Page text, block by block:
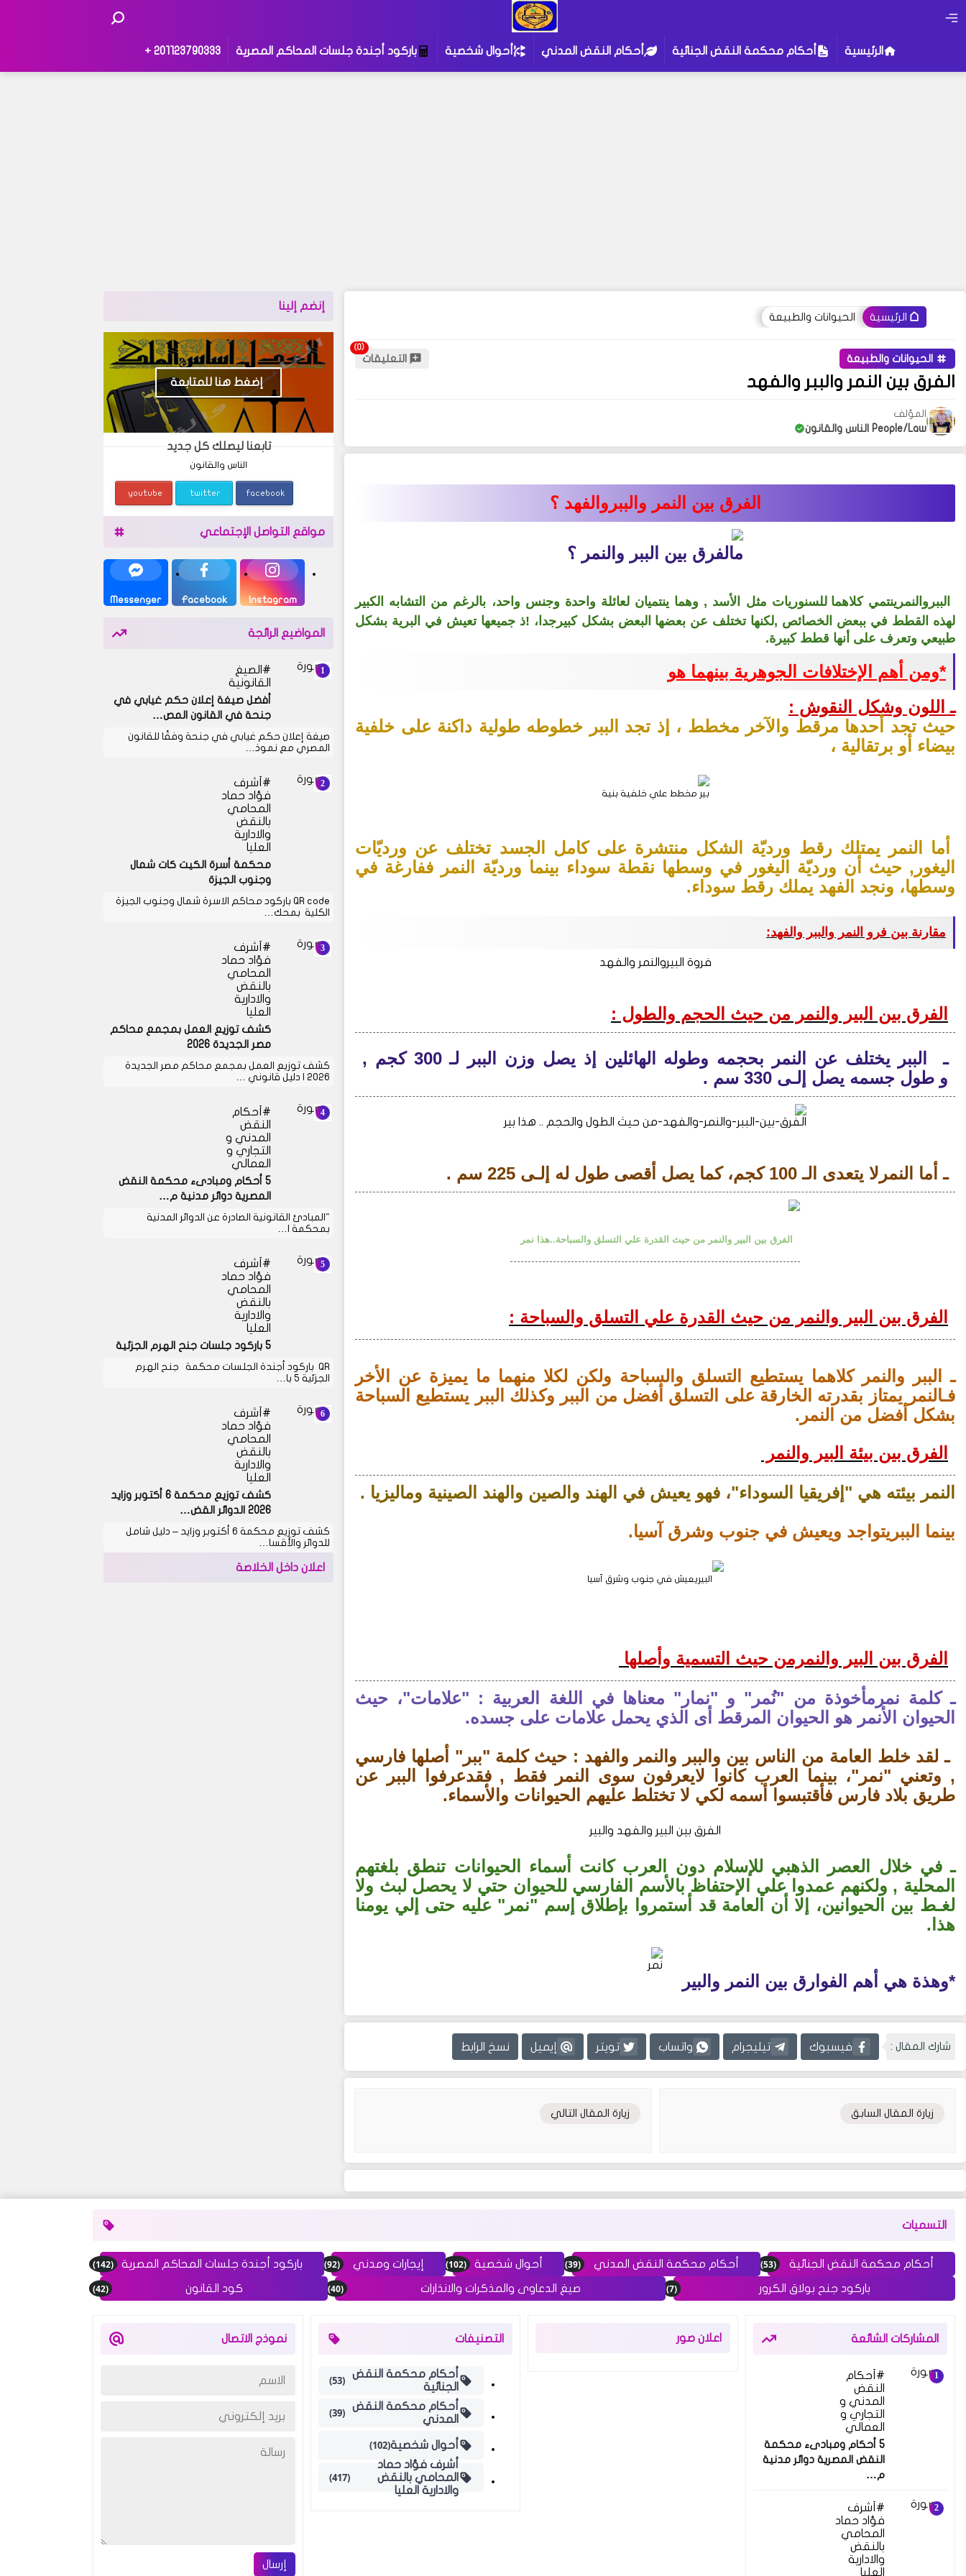
الرئيسية أحكام محكمة النقض الجنائية أحكام النقض المدني أحوال شخصية باركود أجندة جلسات المحاكم المصرية 201123790333 +
الرئيسية الحيوانات والطبيعة
الحيوانات والطبيعة التعليقات
الفرق بين النمر والببر والفهد
المؤلف
People/Law الناس والقانون
الفرق بين النمر والببروالفهد ؟
مالفرق بين الببر والنمر ؟
الببروالنمرينتمي كلاهما للسنوريات مثل الأسد , وهما ينتميان لعائلة واحدة وجنس واحد، بالرغم من التشابه الكبير
لهذه القطط في ببعض الخصائص ,لكنها تختلف عن بعضها البعض بشكل كبيرجدا، !ذ جميعهاتعيش في البرية بشكل
طبيعي وتعرف على أنها قطط كبيرة.
*ومن أهم الإختلافات الجوهرية بينهما هو
ـ اللون وشكل النقوش :
حيث تجد أحدها مرقط والآخر مخطط ، إذ تجد الببر خطوطه طولية داكنة على خلفية
بيضاء أو برتقالية ،
بير مخطط علي خلفية بنية
أما النمر يمتلك رقط ورديّة الشكل منتشرة على كامل الجسد تختلف عن ورديّات
اليغور, حيث أن ورديّة اليغور في وسطها نقطة سوداء بينما ورديّة النمر ففارغة في
وسطها، ونجد الفهد يملك رقط سوداء.
مقارنة بين فرو النمر والببر والفهد:
فروة البيروالنمر والفهد
لفرق بين البير والنمر من حيث الحجم والطول :
ـ الببر يختلف
عن النمر بحجمه وطوله الهائلين إذ يصل وزن الببر لـ 300 كجم ,
و طول جسمه يصل إلـى 330 سم .
الفرق-بين-الببر-والنمر-والفهد-من حيث الطول والحجم .. هذا بير
ـ أما النمرلا يتعدى الـ 100 كجم، كما يصل أقصى طول له إلـى 225 سم .
لفرق بين البير والنمر من حيث القدرة علي التسلق والسباحة..هذا نمر
لفرق بين البير والنمر من حيث القدرة علي التسلق والسباحة :
ـ الببر والنمر كلاهما يستطيع التسلق والسباحة ولكن لكلا منهما ما يميزة عن الأخر
فـالنمر يمتاز بقدرته الخارقة على التسلق أفضل من الببر وكذلك الببر يستطيع السباحة
بشكل أفضل من النمر.
لفرق بين بيئة البير والنمر
النمر بيئته هي "إفريقيا السوداء"، فهو يعيش في الهند والصين والهند الصينية وماليزيا .
بينما الببريتواجد ويعيش في جنوب وشرق آسيا.
البيريعيش في جنوب وشرق آسيا
لفرق بين البير والنمرمن حيث التسمية وأصلها
ـ كلمة نمرمأخوذة من "نُمر" و "نمار" معناها في اللغة العربية : "علامات"، حيث
الحيوان الأنمر هو الحيوان المرقط أى الذي يحمل علامات على جسده.
ـ لقد خلط العامة من الناس بين والببر و النمر والفهد : حيث كلمة "ببر" أصلها فارسي
, وتعني "نمر"، بينما العرب كانوا لايعرفون سوى النمر فقط , فقدعرفوا الببر عن
طريق بلاد فارس فأقتبسوا أسمه لكي لا تختلط عليهم الحيوانات والأسماء.
الفرق بين البير والفهد والبير
ـ في خلال العصر الذهبي للإسلام دون العرب كانت أسماء الحيوانات تنطق بلغتهم
المحلية , ولكنهم عمدوا علي الإحتفاظ بالأسم الفارسي للحيوان حتي لا يحصل لبث ولا
لغـط بين الحيوانين، إلا أن العامة قد أستمروا بإطلاق إسم "نمر" عليه حتى إلي يومنا
هذا.
نمر
*وهذة هي أهم الفوارق بين النمر والبير
شارك المقال : فيسبوك تيليجرام واتساب تويتر إيميل نسخ الرابط
زيارة المقال السابق زيارة المقال التالي
إنضم إلينا
إضغط هنا للمتابعة
تابعنا ليصلك كل جديد
الناس والقانون
facebook
twitter
youtube
مواقع التواصل الإجتماعي
Instagram
Facebook
Messenger
المواضيع الرائجة
الصيغ
القانونية
أفضل صيغة إعلان حكم غيابي في
جنحة في القانون المص…
صيغة إعلان حكم غيابي في جنحة وفقًا للقانون
المصري مع نموذ…
أشرف
فؤاد حماد
المحامي
بالنقض
والادارية
العليا
محكمة أسرة الكيت كات شمال
وجنوب الجيزة
QR code باركود محاكم الاسرة شمال وجنوب الجيزة
الكلية بمحك…
أشرف
فؤاد حماد
المحامي
بالنقض
والادارية
العليا
كشف توزيع العمل بمجمع محاكم
مصر الجديدة 2026
كشف توزيع العمل بمجمع محاكم مصر الجديدة
2026 | دليل قانوني …
أحكام
النقض
المدني و
التجاري و
العمالي
5 أحكام ومبادىء محكمة النقض
المصرية دوائر مدنية م…
"المبادئ القانونية الصادرة عن الدوائر المدنية
بمحكمة ا…
أشرف
فؤاد حماد
المحامي
بالنقض
والادارية
العليا
5 باركود جلسات جنح الهرم الجزئية
QR باركود أجندة الجلسات محكمة جنح الهرم
الجزئية 5 با…
أشرف
فؤاد حماد
المحامي
بالنقض
والادارية
العليا
كشف توزيع محكمة 6 أكتوبر وزايد
2026 الدوائر القض…
كشف توزيع محكمة 6 أكتوبر وزايد – دليل شامل
للدوائر والأقسا…
اعلان داخل الخلاصة
التسميات
أحكام محكمة النقض الجنائية (53) أحكام محكمة النقض المدني (39) أحوال شخصية (102) إيجارات ومدني (92) باركود أجندة جلسات المحاكم المصرية (142)
باركود جنح بولاق الكرور (7) صيغ الدعاوى والمذكرات والانذارات (40) كود القانون (42)
المشاركات الشائعة
أحكام
النقض
المدني و
التجاري و
العمالي
5 أحكام ومبادىء محكمة
النقض المصرية دوائر مدنية
م…
أشرف
فؤاد حماد
المحامي
بالنقض
والادارية
العليا
اعلان صور التصنيفات
أحكام محكمة النقض
الجنائية
(53)
أحكام محكمة النقض
المدني
(39)
أحوال شخصية(102)
أشرف فؤاد حماد
المحامي بالنقض
والادارية العليا
(417)
نموذج الاتصال
إرسال